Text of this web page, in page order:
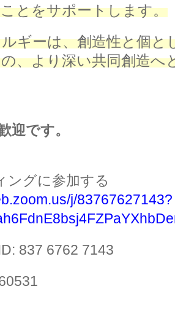
とをサポートします。
ギーは、創造性と個と
、より深い共同創造へ
迎です。
ングに参加する
j/83767627143?
837 6762 7143